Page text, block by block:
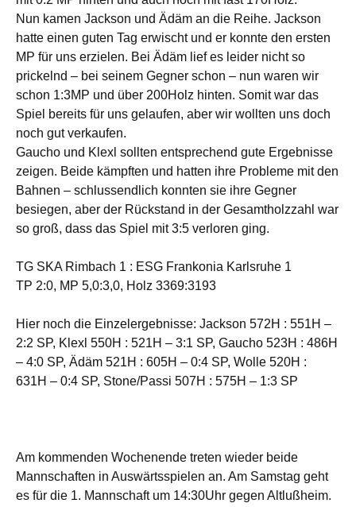
Nun kamen Jackson und Ädäm an die Reihe. Jackson
hatte einen guten Tag erwischt und er konnte den ersten
MP für uns erzielen. Bei Ädäm lief es leider nicht so
prickelnd – bei seinem Gegner schon – nun waren wir
schon 1:3MP und über 200Holz hinten. Somit war das
Spiel bereits für uns gelaufen, aber wir wollten uns doch
noch gut verkaufen.
Gaucho und Klexl sollten entsprechend gute Ergebnisse
zeigen. Beide kämpften und hatten ihre Probleme mit den
Bahnen – schlussendlich konnten sie ihre Gegner
besiegen, aber der Rückstand in der Gesamtholzzahl war
so groß, dass das Spiel mit 3:5 verloren ging.
TG SKA Rimbach 1 : ESG Frankonia Karlsruhe 1
TP 2:0, MP 5,0:3,0, Holz 3369:3193
Hier noch die Einzelergebnisse: Jackson 572H : 551H –
2:2 SP, Klexl 550H : 521H – 3:1 SP, Gaucho 523H : 486H
– 4:0 SP, Ädäm 521H : 605H – 0:4 SP, Wolle 520H :
631H – 0:4 SP, Stone/Passi 507H : 575H – 1:3 SP
Am kommenden Wochenende treten wieder beide
Mannschaften in Auswärtsspielen an. Am Samstag geht
es für die 1. Mannschaft um 14:30Uhr gegen Altlußheim.